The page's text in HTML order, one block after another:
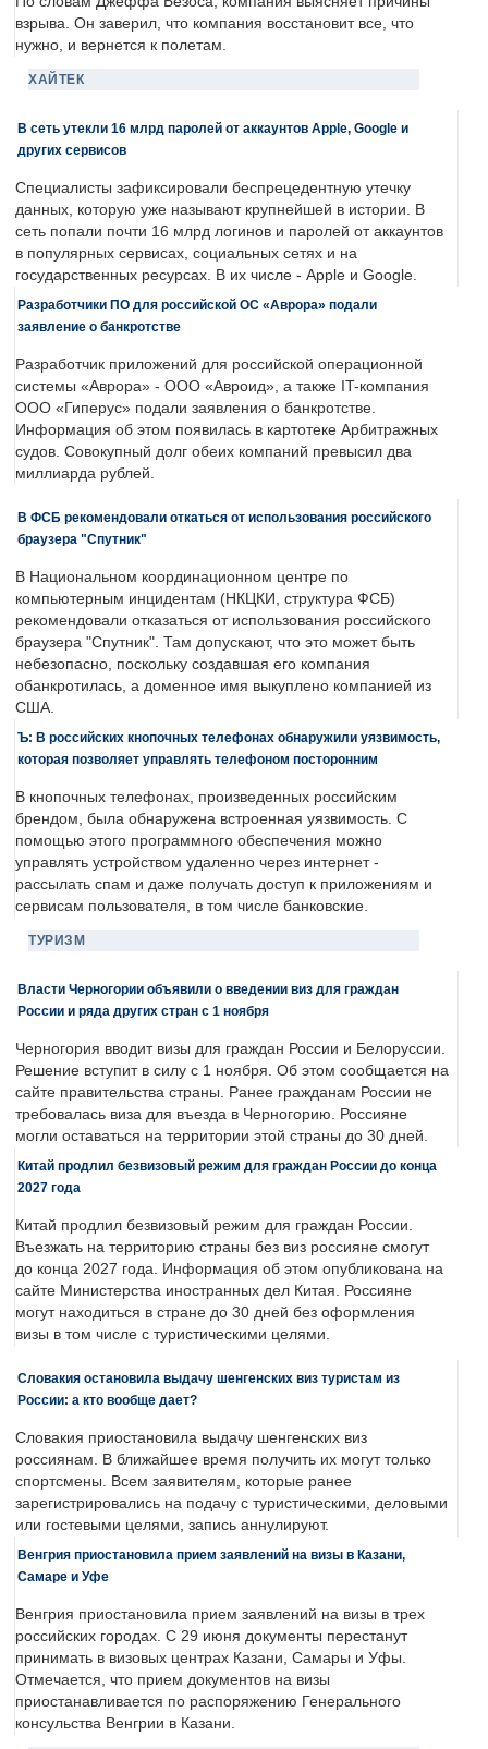
взрыва. Он заверил, что компания восстановит все, что
нужно, и вернется к полетам.
ХАЙТЕК
В сеть утекли 16 млрд паролей от аккаунтов Apple, Google и
других сервисов
Специалисты зафиксировали беспрецедентную утечку
данных, которую уже называют крупнейшей в истории. В
сеть попали почти 16 млрд логинов и паролей от аккаунтов
в популярных сервисах, социальных сетях и на
государственных ресурсах. В их числе - Apple и Google.
Разработчики ПО для российской ОС «Аврора» подали
заявление о банкротстве
Разработчик приложений для российской операционной
системы «Аврора» - ООО «Авроид», а также IT-компания
ООО «Гиперус» подали заявления о банкротстве.
Информация об этом появилась в картотеке Арбитражных
судов. Совокупный долг обеих компаний превысил два
миллиарда рублей.
В ФСБ рекомендовали откаться от использования российского
браузера "Спутник"
В Национальном координационном центре по
компьютерным инцидентам (НКЦКИ, структура ФСБ)
рекомендовали отказаться от использования российского
браузера "Спутник". Там допускают, что это может быть
небезопасно, поскольку создавшая его компания
обанкротилась, а доменное имя выкуплено компанией из
США.
Ъ: В российских кнопочных телефонах обнаружили уязвимость,
которая позволяет управлять телефоном посторонним
В кнопочных телефонах, произведенных российским
брендом, была обнаружена встроенная уязвимость. С
помощью этого программного обеспечения можно
управлять устройством удаленно через интернет -
рассылать спам и даже получать доступ к приложениям и
сервисам пользователя, в том числе банковские.
ТУРИЗМ
Власти Черногории объявили о введении виз для граждан
России и ряда других стран с 1 ноября
Черногория вводит визы для граждан России и Белоруссии.
Решение вступит в силу с 1 ноября. Об этом сообщается на
сайте правительства страны. Ранее гражданам России не
требовалась виза для въезда в Черногорию. Россияне
могли оставаться на территории этой страны до 30 дней.
Китай продлил безвизовый режим для граждан России до конца
2027 года
Китай продлил безвизовый режим для граждан России.
Въезжать на территорию страны без виз россияне смогут
до конца 2027 года. Информация об этом опубликована на
сайте Министерства иностранных дел Китая. Россияне
могут находиться в стране до 30 дней без оформления
визы в том числе с туристическими целями.
Словакия остановила выдачу шенгенских виз туристам из
России: а кто вообще дает?
Словакия приостановила выдачу шенгенских виз
россиянам. В ближайшее время получить их могут только
спортсмены. Всем заявителям, которые ранее
зарегистрировались на подачу с туристическими, деловыми
или гостевыми целями, запись аннулируют.
Венгрия приостановила прием заявлений на визы в Казани,
Самаре и Уфе
Венгрия приостановила прием заявлений на визы в трех
российских городах. С 29 июня документы перестанут
принимать в визовых центрах Казани, Самары и Уфы.
Отмечается, что прием документов на визы
приостанавливается по распоряжению Генерального
консульства Венгрии в Казани.